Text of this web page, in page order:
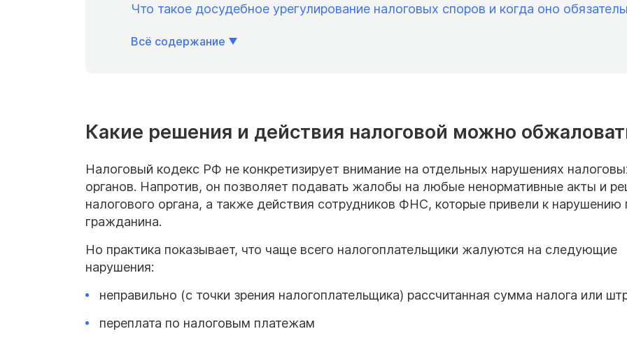
Что такое досудебное урегулирование налоговых споров и когда оно
Всё содержание
Какие решения и действия налоговой можно
Налоговый кодекс РФ не конкретизирует внимание на отдельных нарушениях
органов. Напротив, он позволяет подавать жалобы на любые ненормативные акты и
налогового органа, а также действия сотрудников ФНС, которые привели к нарушению
гражданина.
Но практика показывает, что чаще всего налогоплательщики жалуются на следующие
нарушения:
неправильно (с точки зрения налогоплательщика) рассчитанная сумма налога или
переплата по налоговым платежам